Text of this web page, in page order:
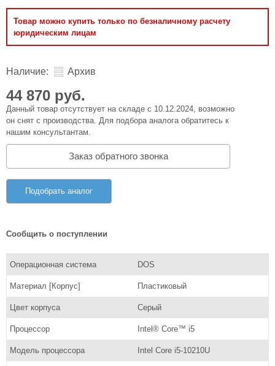
Товар можно купить только по безналичному расчету
юридическим лицам
Наличие: Архив
44 870 руб.
Данный товар отсутствует на складе с 10.12.2024, возможно
он снят с производства. Для подбора аналога обратитесь к
нашим консультантам.
Заказ обратного звонка
Подобрать аналог
Сообщить о поступлении
Операционная система DOS
Материал [Корпус] Пластиковый
Цвет корпуса Серый
Процессор Intel® Core™ i5
Модель процессора Intel Core i5-10210U